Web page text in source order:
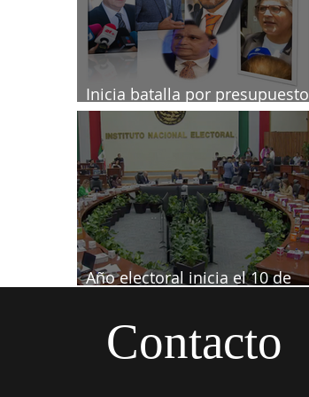
Inicia batalla por presupuesto
2027
Año electoral inicia el 10 de
Contacto